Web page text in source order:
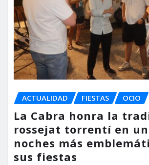
ACTUALIDAD FIESTAS OCIO
La Cabra honra la
rossejat torrentí en
noches más
sus fiestas